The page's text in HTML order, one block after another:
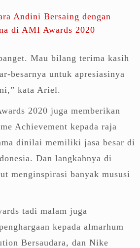
Andini Bersaing dengan
di AMI Awards 2020
Mau bilang terima kasih
besarnya untuk apresiasinya
kata Ariel.
2020 juga memberikan
Achievement kepada raja
dinilai memiliki jasa besar di
Dan langkahnya di
menginspirasi banyak mususi
tadi malam juga
kepada almarhum
Bersaudara, dan Nike